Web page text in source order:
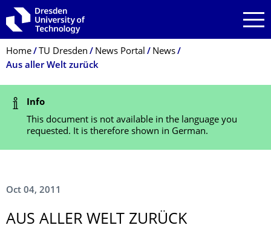
Skip to main navigation
Skip to search
Skip to content
Breadcrumb Menu
Home TU Dresden News Portal
News
Aus aller Welt zurück
Status Message
Info
This document is not available in the language you
requested. It is therefore shown in German.
Oct 04, 2011
AUS ALLER WELT ZURÜCK